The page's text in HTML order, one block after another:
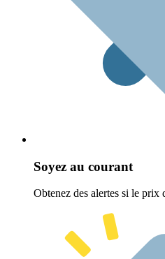
Soyez au courant
Obtenez des alertes si le prix